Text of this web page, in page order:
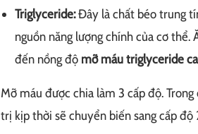
Triglyceride:Đây là chất béo trung
nguồn năng lượng chính của cơ
đến nồng độ mỡ máu triglyceride
Mỡ máu được chia làm 3 cấp độ.
trị kịp thời sẽ chuyển biến sang cấp độ